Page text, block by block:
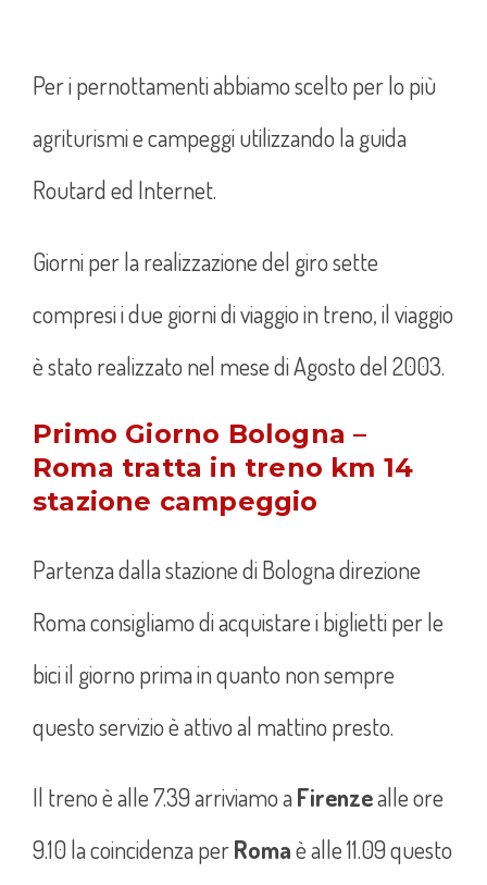
Per i pernottamenti abbiamo scelto per lo più
agriturismi e campeggi utilizzando la guida
Routard ed Internet.
Giorni per la realizzazione del giro sette
compresi i due giorni di viaggio in treno, il viaggio
è stato realizzato nel mese di Agosto del 2003.
Primo Giorno Bologna –
Roma tratta in treno km 14
stazione campeggio
Partenza dalla stazione di Bologna direzione
Roma consigliamo di acquistare i biglietti per le
bici il giorno prima in quanto non sempre
questo servizio è attivo al mattino presto.
Il treno è alle 7.39 arriviamo aFirenzealle ore
9.10 la coincidenza perRomaè alle 11.09 questo